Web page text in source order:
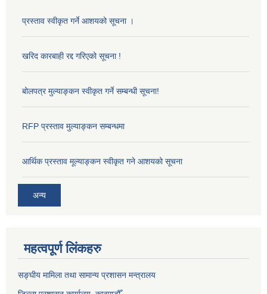
प्रस्ताव स्वीकृत गर्ने आशयको सूचना ।
खरिद कारबाही रद्द गरिएको सूचना !
बोलपत्र मुल्याङ्कन स्वीकृत गर्ने सम्बन्धी सूचना!
RFP प्रस्ताव मुल्याङ्कन सम्बन्धमा
आर्थिक प्रस्ताव मूल्याङ्कन स्वीकृत गने आशयको सूचना
अन्य
महत्वपूर्ण लिंकहरु
सङ्‍घीय मामिला तथा सामान्य प्रशासन मन्त्रालय